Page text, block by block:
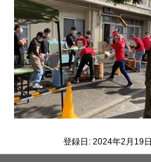
登録日: 2024年2月19日